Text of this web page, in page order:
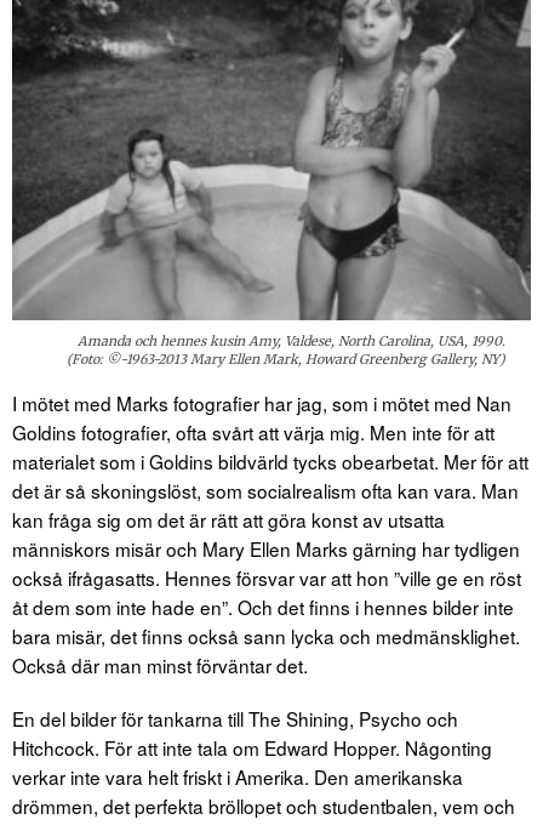
Amanda och hennes kusin Amy, Valdese, North Carolina, USA, 1990.
(Foto: ©-1963-2013 Mary Ellen Mark, Howard Greenberg Gallery, NY)
I mötet med Marks fotografier har jag, som i mötet med Nan
Goldins fotografier, ofta svårt att värja mig. Men inte för att
materialet som i Goldins bildvärld tycks obearbetat. Mer för att
det är så skoningslöst, som socialrealism ofta kan vara. Man
kan fråga sig om det är rätt att göra konst av utsatta
människors misär och Mary Ellen Marks gärning har tydligen
också ifrågasatts. Hennes försvar var att hon ”ville ge en röst
åt dem som inte hade en”. Och det finns i hennes bilder inte
bara misär, det finns också sann lycka och medmänsklighet.
Också där man minst förväntar det.
En del bilder för tankarna till The Shining, Psycho och
Hitchcock. För att inte tala om Edward Hopper. Någonting
verkar inte vara helt friskt i Amerika. Den amerikanska
drömmen, det perfekta bröllopet och studentbalen, vem och